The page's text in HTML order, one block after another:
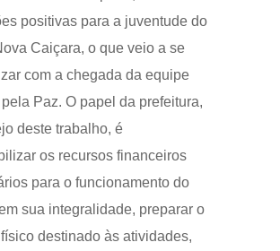
positivas para a juventude do
Caiçara, o que veio a se
com a chegada da equipe
Paz. O papel da prefeitura,
deste trabalho, é
os recursos financeiros
para o funcionamento do
sua integralidade, preparar o
destinado às atividades,